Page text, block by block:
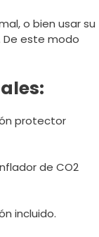
o bien usar su
De este modo
protector
de CO2
incluido.